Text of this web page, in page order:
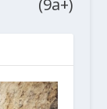
(9a+)